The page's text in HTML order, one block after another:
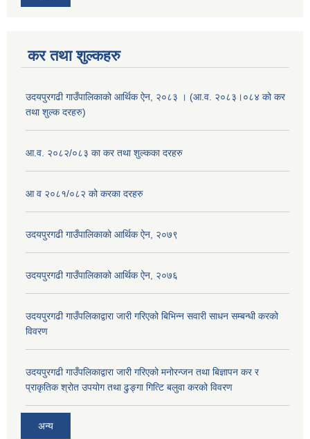
कर तथा शुल्कहरु
उदयपुरगढी गाउँपालिकाको आर्थिक ऐन, २०८३ । (आ.व. २०८३।०८४ को कर
तथा शुल्क दरहरु)
आ.व. २०८२/०८३ का कर तथा शुल्कका दरहरु
आ व २०८१/०८२ को करका दरहरु
उदयपुरगढी गाउँपालिकाको आर्थिक ऐन, २०७९
उदयपुरगढी गाउँपालिकाको आर्थिक ऐन, २०७६
उदयपुरगढी गाउँपलिकाद्वारा जारी गरिएको बिभिन्न सवारी साधन सम्बन्धी करको
विवरण
उदयपुरगढी गाउँपलिकाद्वारा जारी गरिएको मनोरन्जन तथा बिज्ञापन कर र
प्राकृतिक श्रोत उपयोग तथा ढुङ्गा गित्टि बलुवा करको विवरण
अन्य